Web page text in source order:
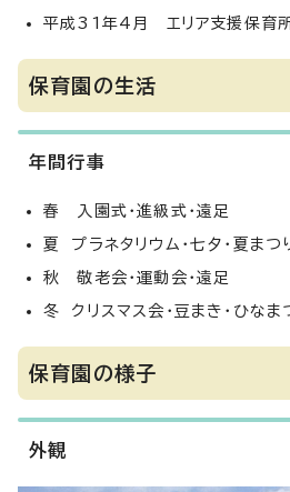
平成31年4月 エリア支援保育
保育園の生活
年間行事
春 入園式・進級式・遠足
夏 プラネタリウム・七夕・夏まつ
秋 敬老会・運動会・遠足
冬 クリスマス会・豆まき・ひなま
保育園の様子
外観